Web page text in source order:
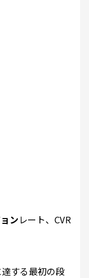
ンレート、CVR
する最初の段